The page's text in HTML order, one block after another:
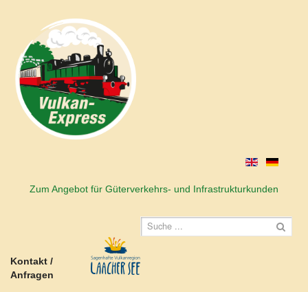
Zum Angebot für Güterverkehrs- und Infrastrukturkunden
Kontakt /
Anfragen